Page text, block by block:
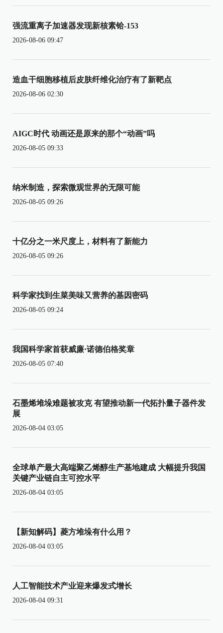
强流重离子加速器发现新核素铪-153
2026-08-06 09:47
造血干细胞移植后皮肤纤维化治疗有了新靶点
2026-08-06 02:30
AIGC时代 动画还是原来的那个“动画”吗
2026-08-05 09:33
纳米制造，探索微观世界的无限可能
2026-08-05 09:26
十亿分之一米尺度上，材料有了新能力
2026-08-05 09:26
科学家找到生菜美味又营养的基因密码
2026-08-05 09:24
我国科学家首获威廉·诺德伯格奖章
2026-08-05 07:40
石墨烯堆垛难题被攻克 有望推动新一代拓扑量子器件发
展
2026-08-04 03:05
全球单产最大高端聚乙烯醇生产基地建成 大幅提升我国
关键产业链自主可控水平
2026-08-04 03:05
【新知解码】菱方堆垛有什么用？
2026-08-04 03:05
人工智能技术产业迎来爆发式增长
2026-08-04 09:31